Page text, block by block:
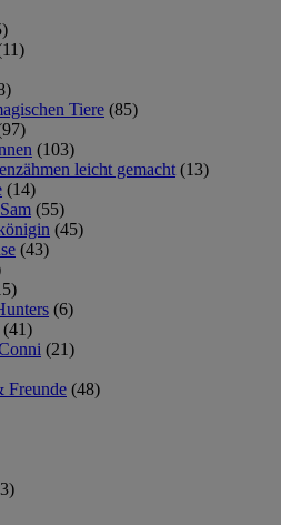
Tiere (85)
(103)
leicht gemacht (13)
(14)
(55)
(45)
(43)
(6)
(41)
(21)
Freunde (48)